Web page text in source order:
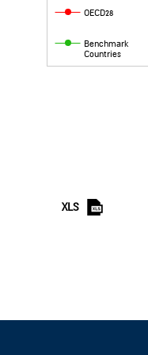
OECD28
Benchmark
Countries
XLS